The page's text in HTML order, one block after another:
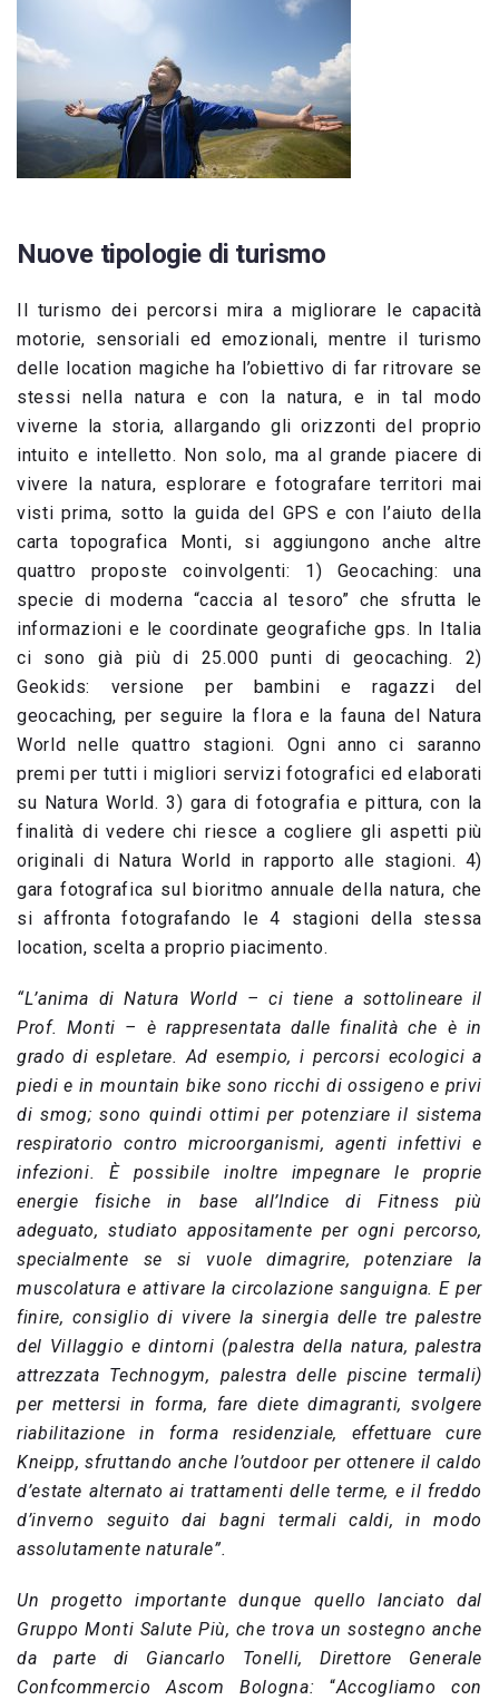
Nuove tipologie di turismo
Il turismo dei percorsi mira a migliorare le capacità
motorie, sensoriali ed emozionali, mentre il turismo
delle location magiche ha l’obiettivo di far ritrovare se
stessi nella natura e con la natura, e in tal modo
viverne la storia, allargando gli orizzonti del proprio
intuito e intelletto. Non solo, ma al grande piacere di
vivere la natura, esplorare e fotografare territori mai
visti prima, sotto la guida del GPS e con l’aiuto della
carta topografica Monti, si aggiungono anche altre
quattro proposte coinvolgenti: 1) Geocaching: una
specie di moderna “caccia al tesoro” che sfrutta le
informazioni e le coordinate geografiche gps. In Italia
ci sono già più di 25.000 punti di geocaching. 2)
Geokids: versione per bambini e ragazzi del
geocaching, per seguire la flora e la fauna del Natura
World nelle quattro stagioni. Ogni anno ci saranno
premi per tutti i migliori servizi fotografici ed elaborati
su Natura World. 3) gara di fotografia e pittura, con la
finalità di vedere chi riesce a cogliere gli aspetti più
originali di Natura World in rapporto alle stagioni. 4)
gara fotografica sul bioritmo annuale della natura, che
si affronta fotografando le 4 stagioni della stessa
location, scelta a proprio piacimento.
“L’anima di Natura World – ci tiene a sottolineare il
Prof. Monti – è rappresentata dalle finalità che è in
grado di espletare.Ad esempio, i percorsi ecologici a
piedi e in mountain bike sono ricchi di ossigeno e privi
di smog; sono quindi ottimi per potenziare il sistema
respiratorio contro microorganismi, agenti infettivi e
infezioni. È possibile inoltre impegnare le proprie
energie fisiche in base all’Indice di Fitness più
adeguato, studiato appositamente per ogni percorso,
specialmente se si vuole dimagrire, potenziare la
muscolatura e attivare la circolazione sanguigna. E per
finire, consiglio di vivere la sinergia delle tre palestre
del Villaggio e dintorni (palestra della natura, palestra
attrezzata Technogym, palestra delle piscine termali)
per mettersi in forma, fare diete dimagranti, svolgere
riabilitazione in forma residenziale, effettuare cure
Kneipp, sfruttando anche l’outdoor per ottenere il caldo
d’estate alternato ai trattamenti delle terme, e il freddo
d’inverno seguito dai bagni termali caldi, in modo
assolutamente naturale”.
Un progetto importante dunque quello lanciato dal
Gruppo Monti Salute Più, che trova un sostegno anche
da parte di Giancarlo Tonelli, Direttore Generale
Confcommercio Ascom Bologna:“Accogliamo con